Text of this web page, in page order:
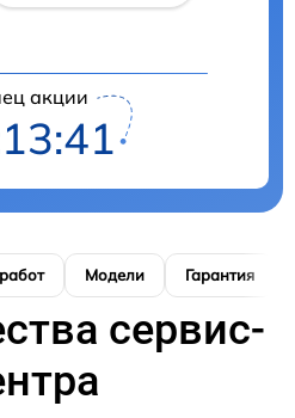
акции
Модели Гарантия
сервис-